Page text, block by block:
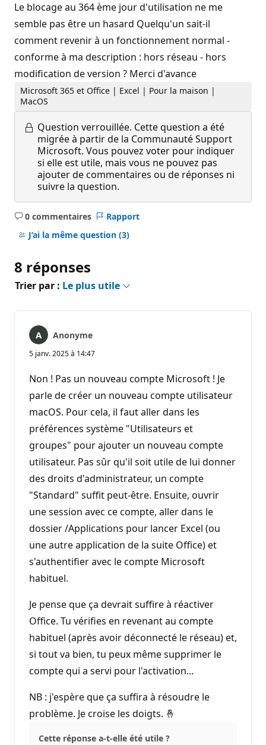
Le blocage au 364 ème jour d'utilisation ne me
semble pas être un hasard Quelqu'un sait-il
comment revenir à un fonctionnement normal -
conforme à ma description : hors réseau - hors
modification de version ? Merci d'avance
Microsoft 365 et Office | Excel | Pour la maison |
MacOS
Question verrouillée. Cette question a été
migrée à partir de la Communauté Support
Microsoft. Vous pouvez voter pour indiquer
si elle est utile, mais vous ne pouvez pas
ajouter de commentaires ou de réponses ni
suivre la question.
0 commentaires
Aucun
commentaire
Rapport
J’ai la même question (3)
8 réponses
Trier par : Le plus utile
Anonyme
5 janv. 2025 à 14:47
Non ! Pas un nouveau compte Microsoft ! Je
parle de créer un nouveau compte utilisateur
macOS. Pour cela, il faut aller dans les
préférences système "Utilisateurs et
groupes" pour ajouter un nouveau compte
utilisateur. Pas sûr qu'il soit utile de lui donner
des droits d'administrateur, un compte
"Standard" suffit peut-être. Ensuite, ouvrir
une session avec ce compte, aller dans le
dossier /Applications pour lancer Excel (ou
une autre application de la suite Office) et
s'authentifier avec le compte Microsoft
habituel.
Je pense que ça devrait suffire à réactiver
Office. Tu vérifies en revenant au compte
habituel (après avoir déconnecté le réseau) et,
si tout va bien, tu peux même supprimer le
compte qui a servi pour l'activation...
NB : j'espère que ça suffira à résoudre le
problème. Je croise les doigts. 🤞
Cette réponse a-t-elle été utile ?